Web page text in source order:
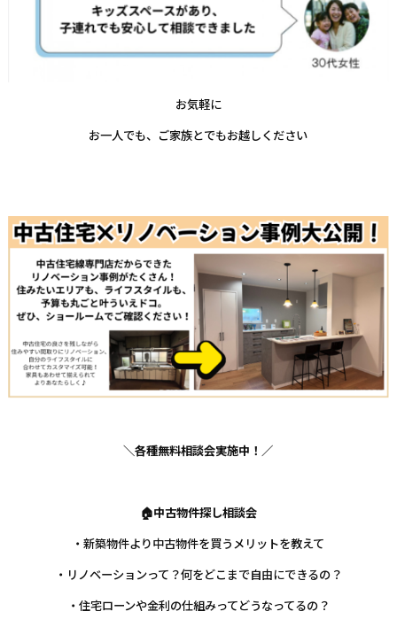
お気軽に
お一人でも、ご家族とでもお越しください
＼各種無料相談会実施中！／
🏠中古物件探し相談会
・新築物件より中古物件を買うメリットを教えて
・リノベーションって？何をどこまで自由にできるの？
・住宅ローンや金利の仕組みってどうなってるの？